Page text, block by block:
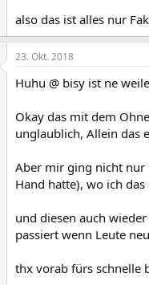
also das ist alles nur
23. Okt. 2018
Huhu @ bisy ist ne
Okay das mit dem
unglaublich, Allein das
Aber mir ging nicht nur
Hand hatte), wo ich
und diesen auch
passiert wenn Leute
thx vorab fürs schnelle